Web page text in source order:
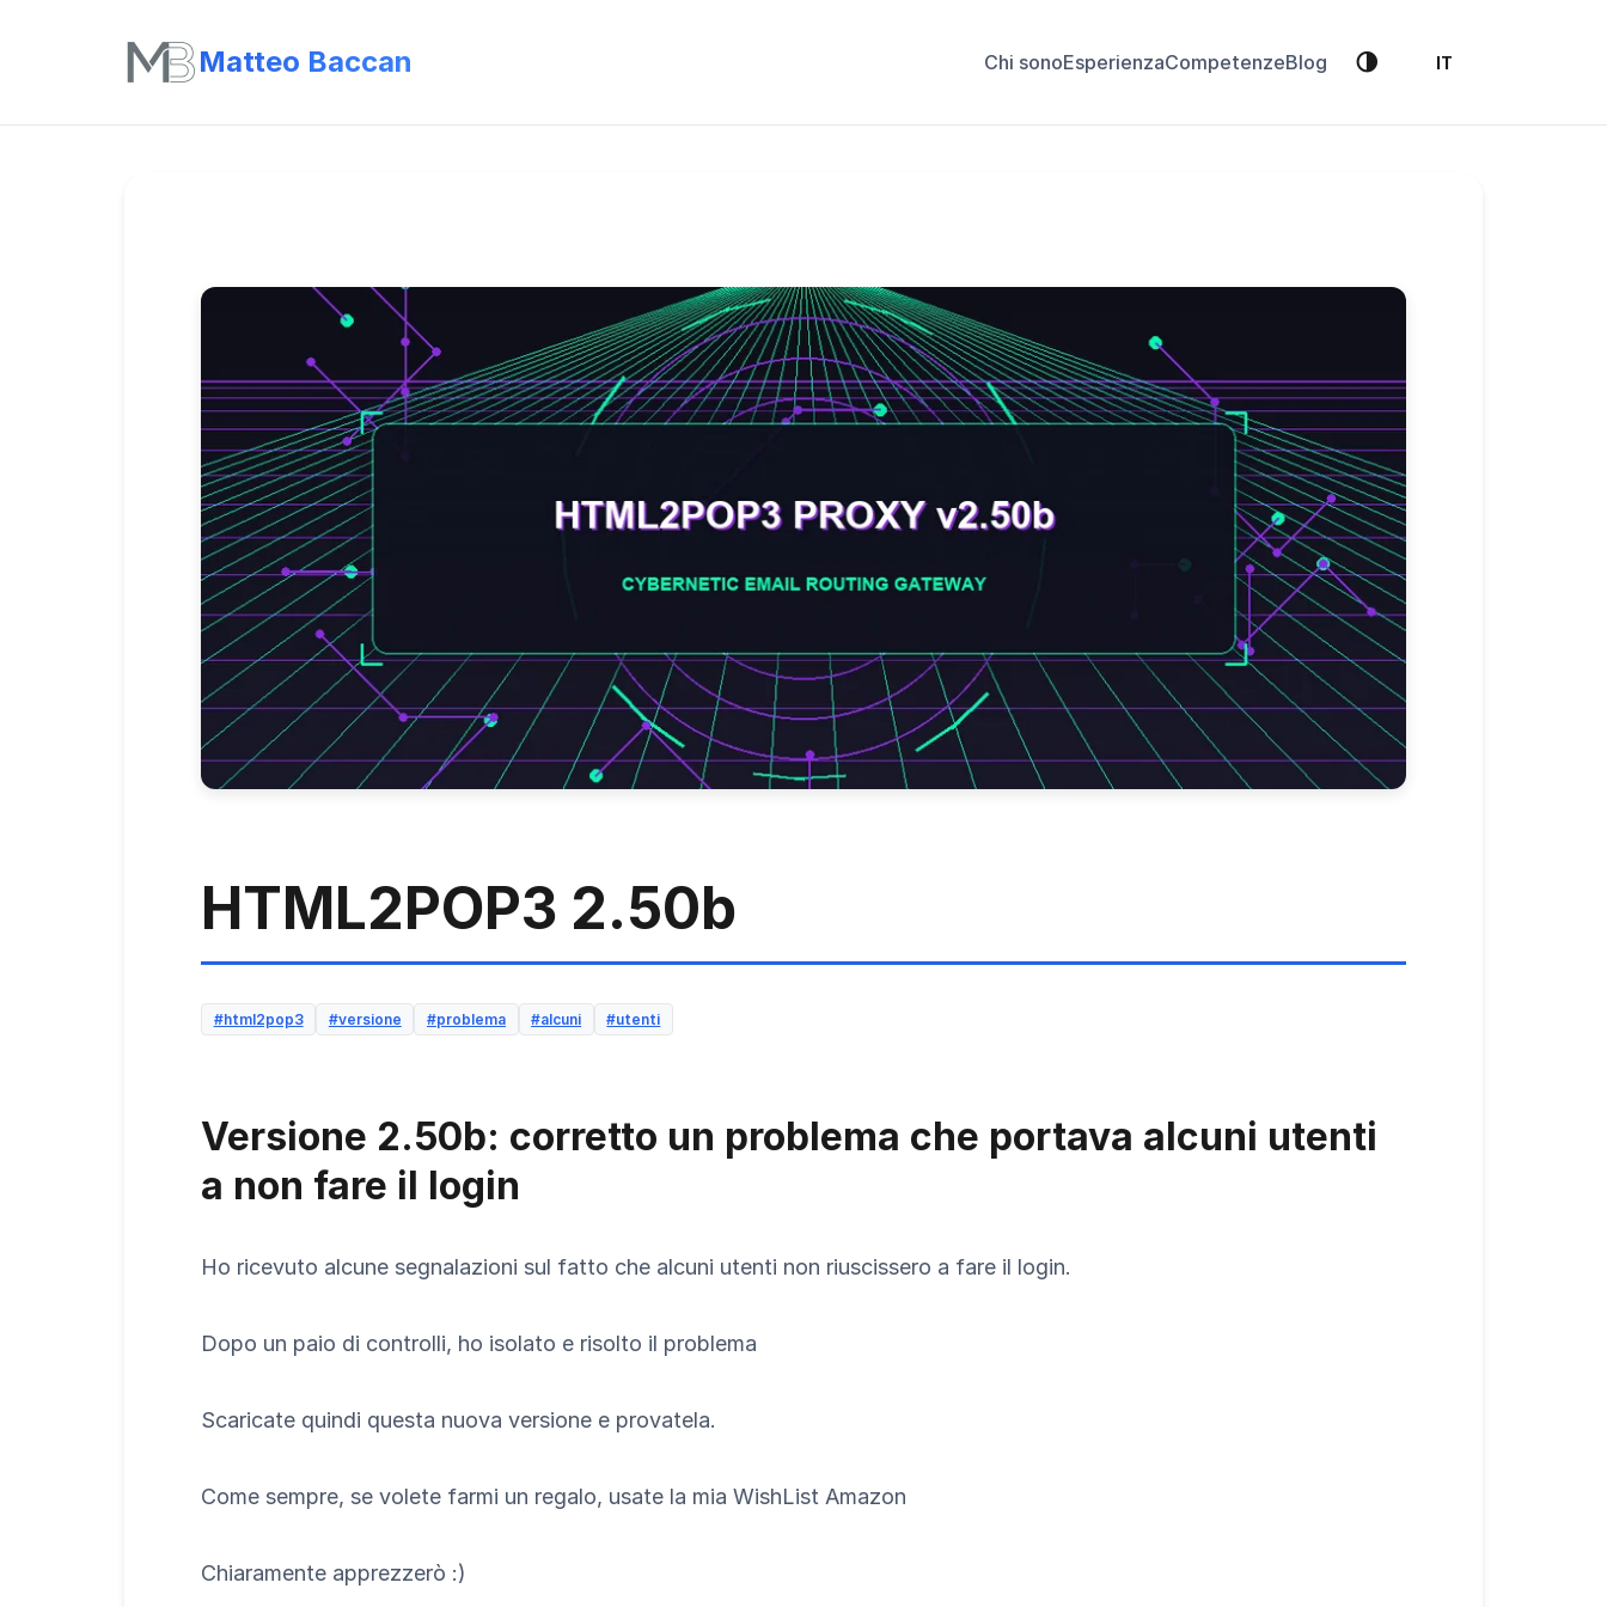
Matteo Baccan Chi sonoEsperienzaCompetenzeBlog 🌗 IT
HTML2POP3 2.50b
#html2pop3 #versione #problema #alcuni #utenti
Versione 2.50b: corretto un problema che portava alcuni utenti
a non fare il login
Ho ricevuto alcune segnalazioni sul fatto che alcuni utenti non riuscissero a fare il login.
Dopo un paio di controlli, ho isolato e risolto il problema
Scaricate quindi questa nuova versione e provatela.
Come sempre, se volete farmi un regalo, usate la mia WishList Amazon
Chiaramente apprezzerò :)